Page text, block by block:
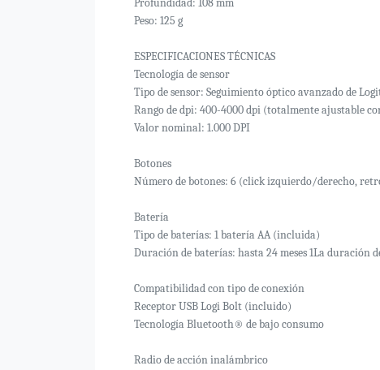
Profundidad: 108 mm
Peso: 125 g
ESPECIFICACIONES TÉCNICAS
Tecnología de sensor
Tipo de sensor: Seguimiento óptico avanzado de
Rango de dpi: 400-4000 dpi (totalmente ajustable
Valor nominal: 1.000 DPI
Botones
Número de botones: 6 (click izquierdo/derecho,
Batería
Tipo de baterías: 1 batería AA (incluida)
Duración de baterías: hasta 24 meses 1La duración
Compatibilidad con tipo de conexión
Receptor USB Logi Bolt (incluido)
Tecnología Bluetooth® de bajo consumo
Radio de acción inalámbrico